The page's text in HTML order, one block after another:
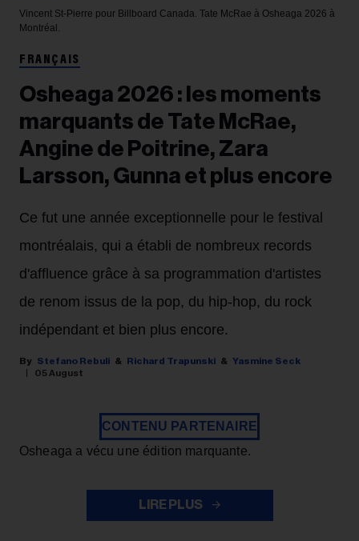
Vincent St-Pierre pour Billboard Canada. Tate McRae à Osheaga 2026 à
Montréal.
FRANÇAIS
Osheaga 2026 : les moments
marquants de Tate McRae,
Angine de Poitrine, Zara
Larsson, Gunna et plus encore
Ce fut une année exceptionnelle pour le festival
montréalais, qui a établi de nombreux records
d'affluence grâce à sa programmation d'artistes
de renom issus de la pop, du hip-hop, du rock
indépendant et bien plus encore.
Stefano Rebuli Richard Trapunski
Yasmine Seck
05 August
CONTENU PARTENAIRE
Osheaga a vécu une édition marquante.
LIRE PLUS